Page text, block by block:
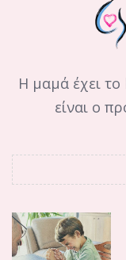
Η μαμά έχει το
είναι ο